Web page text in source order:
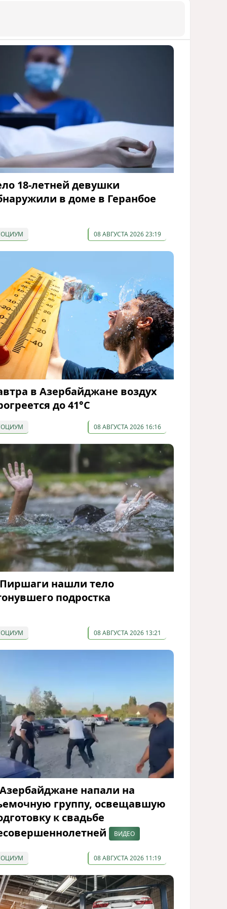
18-летней девушки
в доме в Геранбое
08 АВГУСТА 2026 23:19
в Азербайджане воздух
до 41°С
08 АВГУСТА 2026 16:16
нашли тело
подростка
08 АВГУСТА 2026 13:21
напали на
группу, освещавшую
к свадьбе
ВИДЕО
08 АВГУСТА 2026 11:19